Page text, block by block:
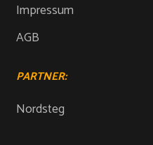
Impressum
AGB
PARTNER:
Nordsteg